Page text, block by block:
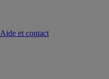
Aide et contact